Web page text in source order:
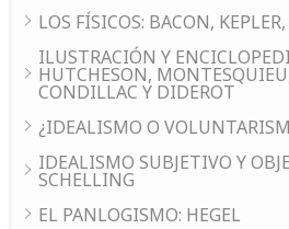
LOS FÍSICOS: BACON,
ILUSTRACIÓN Y
HUTCHESON,
CONDILLAC Y DIDEROT
¿IDEALISMO O
IDEALISMO SUBJETIVO Y
SCHELLING
EL PANLOGISMO: HEGEL